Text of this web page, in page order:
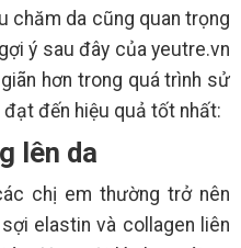
chăm da cũng quan trọng
ý sau đây của yeutre.vn
hơn trong quá trình sử
đến hiệu quả tốt nhất:
lên da
chị em thường trở nên
elastin và collagen liên